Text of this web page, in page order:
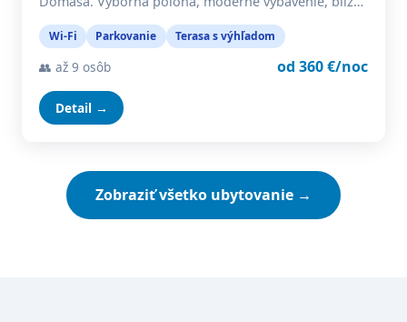
Wi-Fi Parkovanie Terasa s výhľadom
👥 až 9 osôb od 360 €/noc
Detail →
Zobraziť všetko ubytovanie →